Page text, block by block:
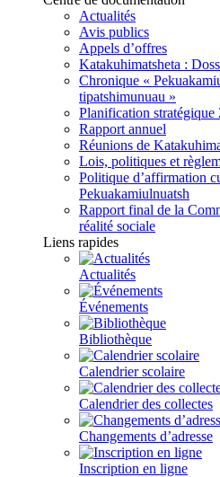
Actualités
Avis publics
Appels d’offres
Katakuhimatsheta :
Chronique «
tipatshimunuau »
Planification stratégique
Rapport annuel
Réunions de
Lois, politiques et
Politique d’affirmation
Pekuakamiulnuatsh
Rapport final de la
réalité sociale
Liens rapides
Actualités
Événements
Bibliothèque
Calendrier scolaire
Calendrier des collectes
Changements d’adresse
Inscription en ligne